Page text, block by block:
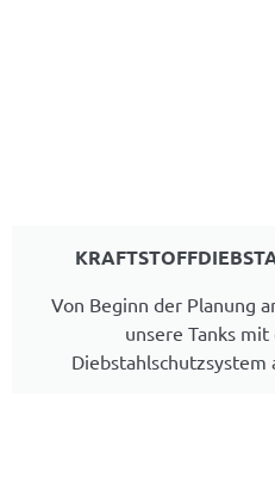
Von Beginn der Planung
unsere Tanks mit
Diebstahlschutzsystem